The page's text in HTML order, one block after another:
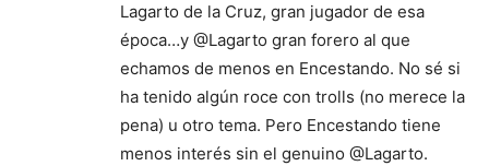
Lagarto de la Cruz, gran jugador de esa
época…y @Lagarto gran forero al que
echamos de menos en Encestando. No sé si
ha tenido algún roce con trolls (no merece la
pena) u otro tema. Pero Encestando tiene
menos interés sin el genuino @Lagarto.